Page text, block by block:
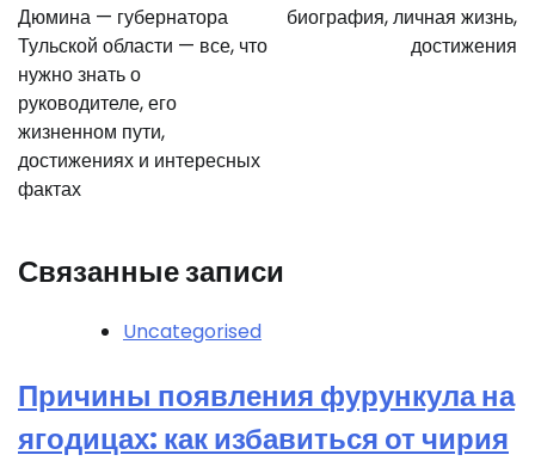
записям
Дюмина — губернатора
Тульской области — все, что
нужно знать о
руководителе, его
жизненном пути,
достижениях и интересных
фактах
биография, личная жизнь,
достижения
Связанные записи
Uncategorised
Причины появления фурункула на
ягодицах: как избавиться от чирия